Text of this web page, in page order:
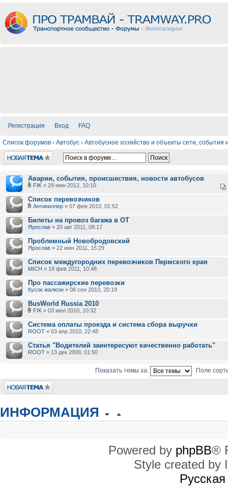
Регистрация Вход FAQ
Список форумов › Автобус › Автобусное хозяйство и объекты сети, события
Новая тема
Аварии, события, происшествия, новости автобусов
FIK » 29 июн 2012, 10:10
Список перевозчиков
Антикиллер » 07 фев 2010, 01:52
Билеты на провоз багажа в ОТ
Ярослав » 20 авг 2011, 08:17
Проблемный Новобродовский
Ярослав » 22 июн 2011, 15:29
Список междугородних перевозчиков Пермского края
MICH » 18 фев 2011, 10:48
Про пассажирские перевозки
Кусок жалюзи » 08 сен 2010, 20:19
BusWorld Russia 2010
FIK » 03 июл 2010, 10:32
Система оплаты проезда и система сбора выручки
ROOT » 03 апр 2010, 22:48
Статья "Водителей заинтересуют качественно работать"
ROOT » 13 дек 2009, 01:50
Показать темы за:
Поле
Новая тема
ИНФОРМАЦИЯ
Сейчас этот форум просматривают: нет зарегистрированных пользователей
Powered by phpBB®
Style created by